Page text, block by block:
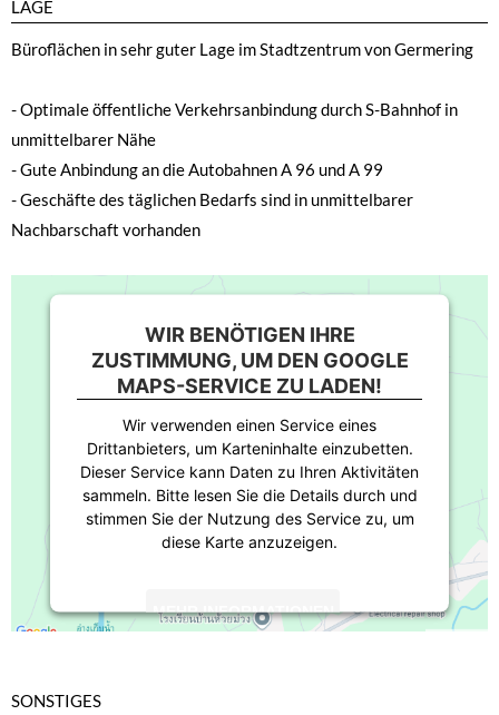
LAGE
Büroflächen in sehr guter Lage im Stadtzentrum von Germering
- Optimale öffentliche Verkehrsanbindung durch S-Bahnhof in
unmittelbarer Nähe
- Gute Anbindung an die Autobahnen A 96 und A 99
- Geschäfte des täglichen Bedarfs sind in unmittelbarer
Nachbarschaft vorhanden
WIR BENÖTIGEN IHRE
ZUSTIMMUNG, UM DEN GOOGLE
MAPS-SERVICE ZU LADEN!
Wir verwenden einen Service eines
Drittanbieters, um Karteninhalte einzubetten.
Dieser Service kann Daten zu Ihren Aktivitäten
sammeln. Bitte lesen Sie die Details durch und
stimmen Sie der Nutzung des Service zu, um
diese Karte anzuzeigen.
MEHR INFORMATIONEN
SONSTIGES